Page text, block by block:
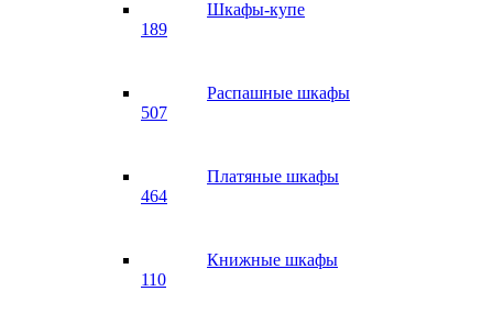
Шкафы-купе
189
Распашные шкафы
507
Платяные шкафы
464
Книжные шкафы
110